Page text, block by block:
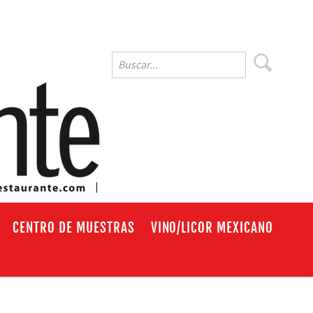
CENTRO DE MUESTRAS VINO/LICOR MEXICANO